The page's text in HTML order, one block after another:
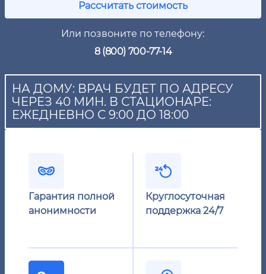
Рассчитать стоимость
Или позвоните по телефону:
8 (800) 700-77-14
НА ДОМУ: ВРАЧ БУДЕТ ПО АДРЕСУ
ЧЕРЕЗ 40 МИН. В СТАЦИОНАРЕ:
ЕЖЕДНЕВНО С 9:00 ДО 18:00
Гарантия полной
анонимности
Круглосуточная
поддержка 24/7